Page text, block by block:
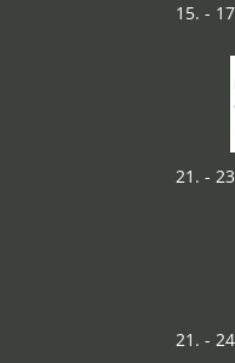
15. -
21. -
21. -